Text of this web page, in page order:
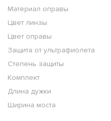
Материал оправы
Цвет линзы
Цвет оправы
Защита от ультрафиолета
Степень защиты
Комплект
Длина дужки
Ширина моста